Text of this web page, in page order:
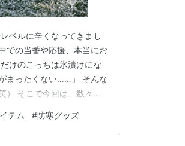
ベルに辛くなってきまし
での当番や応援、本当にお
けのこっちは氷漬けにな
まったくない……」 そんな
） そこで今回は、数々の
めば、次の試合観戦が少
テム #防寒グッズ